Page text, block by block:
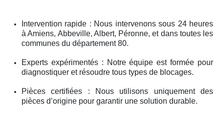
Intervention rapide : Nous intervenons sous 24 heures
à Amiens, Abbeville, Albert, Péronne, et dans toutes les
communes du département 80.
Experts expérimentés : Notre équipe est formée pour
diagnostiquer et résoudre tous types de blocages.
Pièces certifiées : Nous utilisons uniquement des
pièces d’origine pour garantir une solution durable.